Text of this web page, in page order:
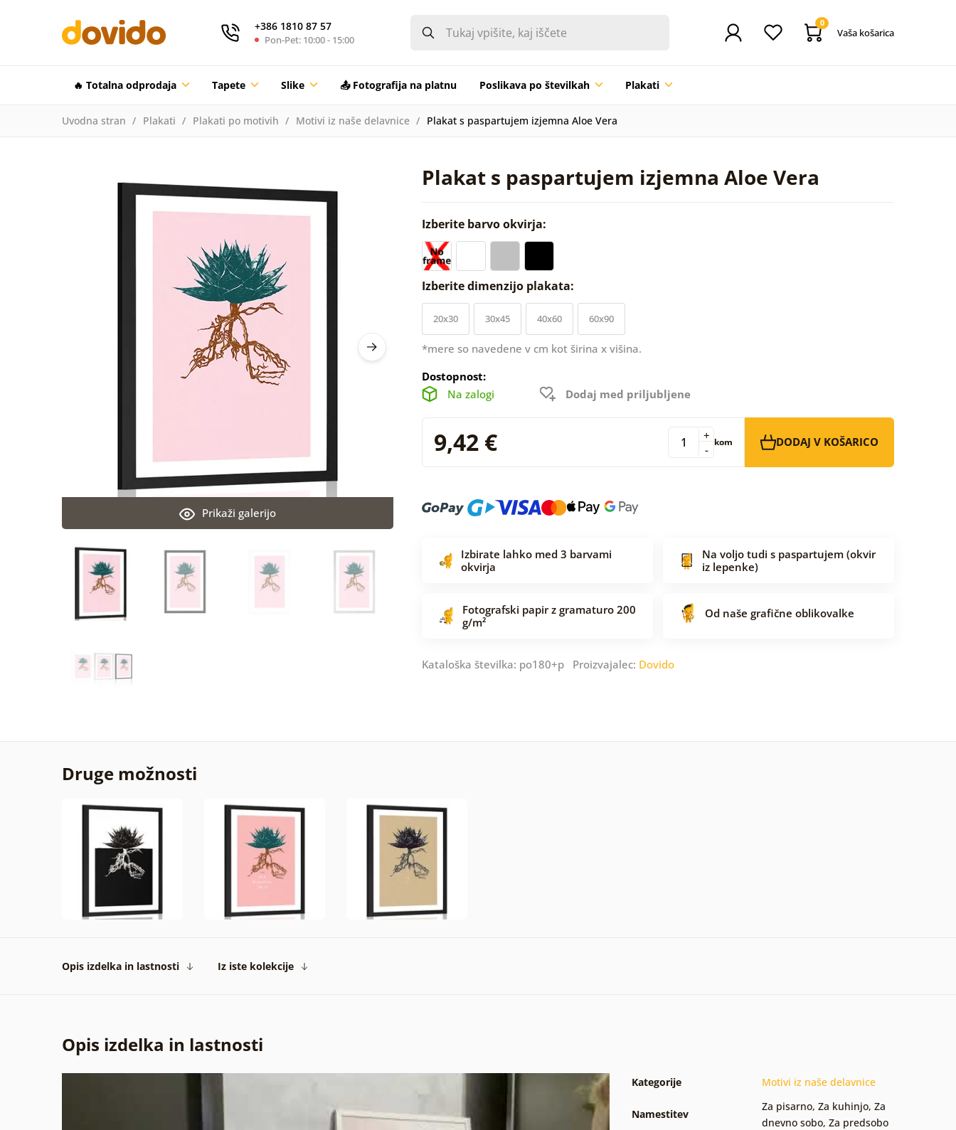
+386 1810 87 57
Pon-Pet: 10:00 - 15:00
0
Vaša košarica
🔥 Totalna odprodaja Tapete Slike 📤 Fotografija na platnu Poslikava po številkah Plakati
Uvodna stran Plakati Plakati po motivih Motivi iz naše delavnice Plakat s paspartujem izjemna Aloe Vera
Plakat s paspartujem izjemna Aloe Vera
Prikaži galerijo
Izberite barvo okvirja:
Izberite dimenzijo plakata:
20x30 30x45 40x60 60x90
*mere so navedene v cm kot širina x višina.
Dostopnost:
Na zalogi
Dodaj med priljubljene
9,42 € -
+ kom DODAJ V KOŠARICO
Izbirate lahko med 3 barvami
okvirja
Na voljo tudi s paspartujem (okvir
iz lepenke)
Fotografski papir z gramaturo 200
g/m²
Od naše grafične oblikovalke
Kataloška številka: po180+p Proizvajalec: Dovido
Druge možnosti
Opis izdelka in lastnosti Iz iste kolekcije
Opis izdelka in lastnosti
Kategorije Motivi iz naše delavnice
Namestitev
Za pisarno, Za kuhinjo, Za
dnevno sobo, Za predsobo